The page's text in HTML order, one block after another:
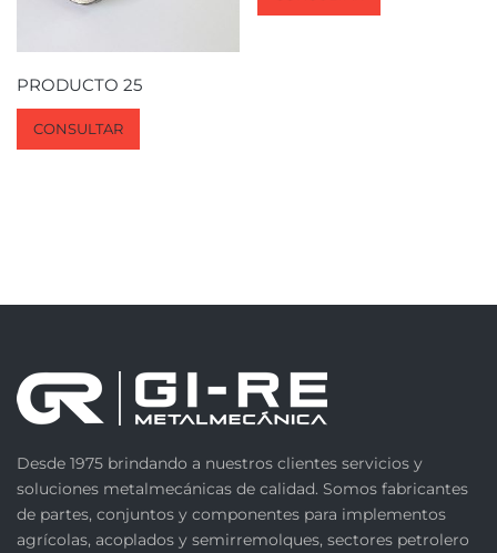
PRODUCTO 25
CONSULTAR
Desde 1975 brindando a nuestros clientes servicios y
soluciones metalmecánicas de calidad. Somos fabricantes
de partes, conjuntos y componentes para implementos
agrícolas, acoplados y semirremolques, sectores petrolero